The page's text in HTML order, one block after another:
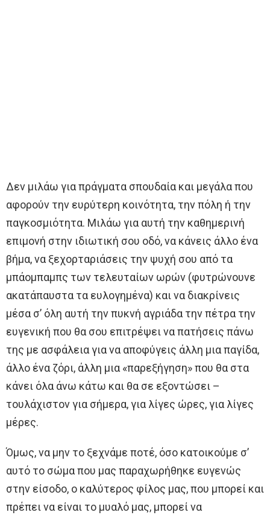
Δεν μιλάω για πράγματα σπουδαία και μεγάλα που
αφορούν την ευρύτερη κοινότητα, την πόλη ή την
παγκοσμιότητα. Μιλάω για αυτή την καθημερινή
επιμονή στην ιδιωτική σου οδό, να κάνεις άλλο ένα
βήμα, να ξεχορταριάσεις την ψυχή σου από τα
μπάομπαμπς των τελευταίων ωρών (φυτρώνουνε
ακατάπαυστα τα ευλογημένα) και να διακρίνεις
μέσα σ’ όλη αυτή την πυκνή αγριάδα την πέτρα την
ευγενική που θα σου επιτρέψει να πατήσεις πάνω
της με ασφάλεια για να αποφύγεις άλλη μια παγίδα,
άλλο ένα ζόρι, άλλη μια «παρεξήγηση» που θα στα
κάνει όλα άνω κάτω και θα σε εξοντώσει –
τουλάχιστον για σήμερα, για λίγες ώρες, για λίγες
μέρες.
Όμως, να μην το ξεχνάμε ποτέ, όσο κατοικούμε σ’
αυτό το σώμα που μας παραχωρήθηκε ευγενώς
στην είσοδο, ο καλύτερος φίλος μας, που μπορεί και
πρέπει να είναι το μυαλό μας, μπορεί να